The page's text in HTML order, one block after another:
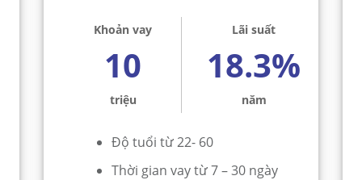
Khoản vay
10
triệu
Lãi suất
18.3%
năm
Độ tuổi từ 22- 60
Thời gian vay từ 7 – 30 ngày